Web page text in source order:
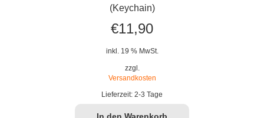
(Keychain)
€11,90
inkl. 19 % MwSt.
zzgl.
Versandkosten
Lieferzeit: 2-3 Tage
In den Warenkorb